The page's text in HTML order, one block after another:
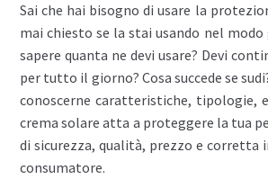
Sai che hai bisogno di usare la
mai chiesto se la stai usando nel modo
sapere quanta ne devi usare? Devi
per tutto il giorno? Cosa succede se
conoscerne caratteristiche, tipologie,
crema solare atta a proteggere la tua
di sicurezza, qualità, prezzo e corretta
consumatore.